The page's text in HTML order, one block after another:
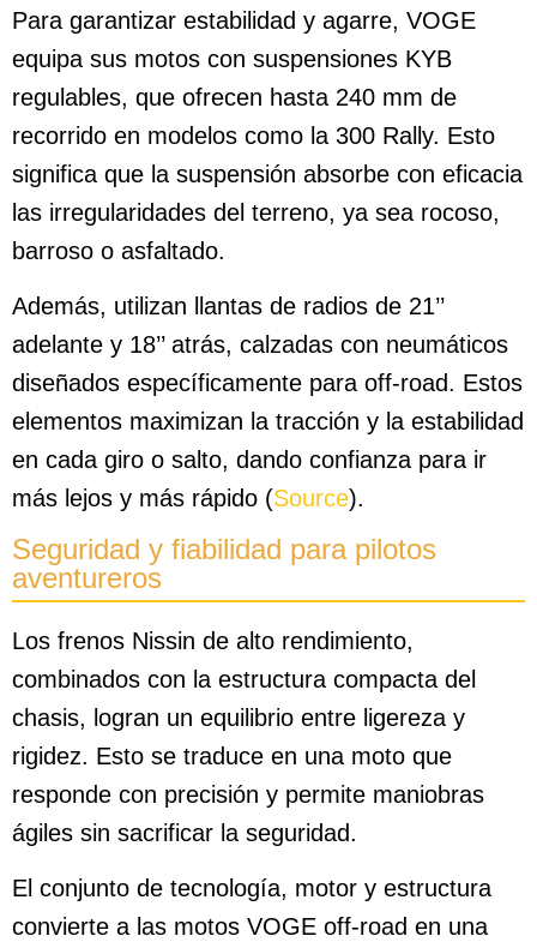
Para garantizar estabilidad y agarre, VOGE
equipa sus motos con suspensiones KYB
regulables, que ofrecen hasta 240 mm de
recorrido en modelos como la 300 Rally. Esto
significa que la suspensión absorbe con eficacia
las irregularidades del terreno, ya sea rocoso,
barroso o asfaltado.
Además, utilizan llantas de radios de 21’’
adelante y 18’’ atrás, calzadas con neumáticos
diseñados específicamente para off-road. Estos
elementos maximizan la tracción y la estabilidad
en cada giro o salto, dando confianza para ir
más lejos y más rápido (Source).
Seguridad y fiabilidad para pilotos
aventureros
Los frenos Nissin de alto rendimiento,
combinados con la estructura compacta del
chasis, logran un equilibrio entre ligereza y
rigidez. Esto se traduce en una moto que
responde con precisión y permite maniobras
ágiles sin sacrificar la seguridad.
El conjunto de tecnología, motor y estructura
convierte a las motos VOGE off-road en una